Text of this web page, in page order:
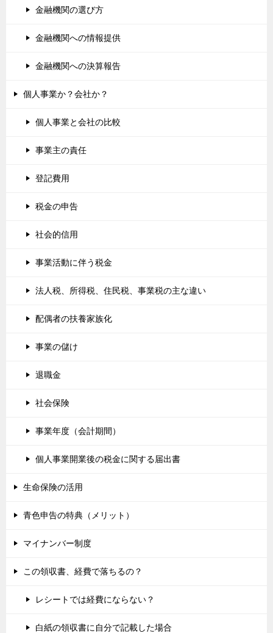
金融機関の選び方
金融機関への情報提供
金融機関への決算報告
個人事業か？会社か？
個人事業と会社の比較
事業主の責任
登記費用
税金の申告
社会的信用
事業活動に伴う税金
法人税、所得税、住民税、事業税の主な違い
配偶者の扶養家族化
事業の儲け
退職金
社会保険
事業年度（会計期間）
個人事業開業後の税金に関する届出書
生命保険の活用
青色申告の特典（メリット）
マイナンバー制度
この領収書、経費で落ちるの？
レシートでは経費にならない？
白紙の領収書に自分で記載した場合